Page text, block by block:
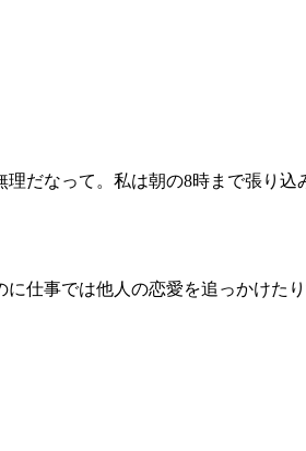
だなって。私は朝の8時まで張り
仕事では他人の恋愛を追っかけた